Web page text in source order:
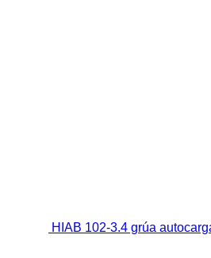
HIAB 102-3.4 grúa